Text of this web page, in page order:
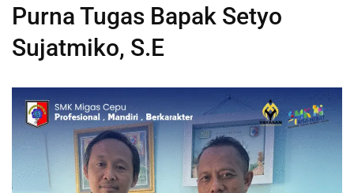
Purna Tugas Bapak Setyo
Sujatmiko, S.E